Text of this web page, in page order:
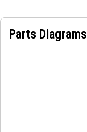
Parts Diagrams